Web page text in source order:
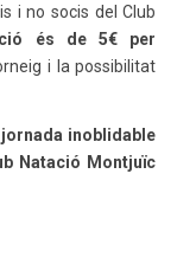
i no socis del Club
és de 5€ per
i la possibilitat
inoblidable
Natació Montjuïc